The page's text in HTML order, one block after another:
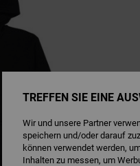
TREFFEN SIE EINE
Wir und unsere Partner
speichern und/oder darauf
können verwendet werden,
Inhalten zu messen, um